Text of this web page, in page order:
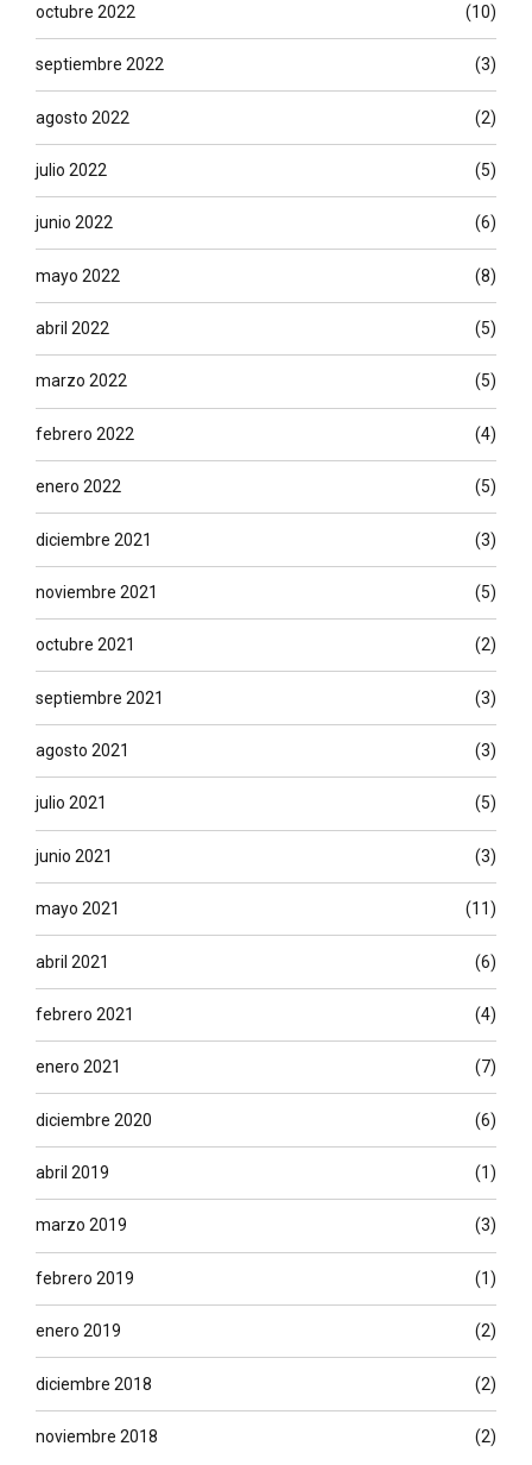
octubre 2022 (10)
septiembre 2022 (3)
agosto 2022 (2)
julio 2022 (5)
junio 2022 (6)
mayo 2022 (8)
abril 2022 (5)
marzo 2022 (5)
febrero 2022 (4)
enero 2022 (5)
diciembre 2021 (3)
noviembre 2021 (5)
octubre 2021 (2)
septiembre 2021 (3)
agosto 2021 (3)
julio 2021 (5)
junio 2021 (3)
mayo 2021 (11)
abril 2021 (6)
febrero 2021 (4)
enero 2021 (7)
diciembre 2020 (6)
abril 2019 (1)
marzo 2019 (3)
febrero 2019 (1)
enero 2019 (2)
diciembre 2018 (2)
noviembre 2018 (2)